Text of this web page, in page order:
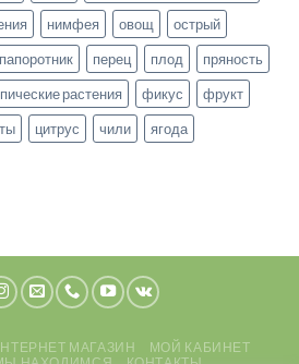
нимфея овощ
острый
папоротник перец плод
пряность
растения фикус
фрукт
цитрус чили ягода
МАГАЗИН
МОЙ КАБИНЕТ